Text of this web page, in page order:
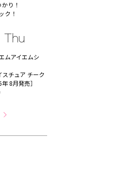
り！
ク！
Thu
ムアイエムシ
スチュア チーク
8月発売］